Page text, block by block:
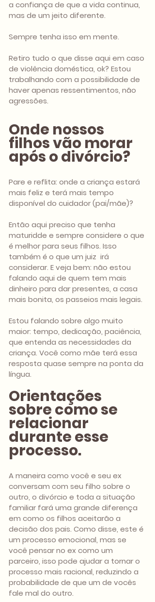
a confiança de que a vida continua,
mas de um jeito diferente.
Sempre tenha isso em mente.
Retiro tudo o que disse aqui em caso
de violência doméstica, ok? Estou
trabalhando com a possibilidade de
haver apenas ressentimentos, não
agressões.
Onde nossos
filhos vão morar
após o divórcio?
Pare e reflita: onde a criança estará
mais feliz e terá mais tempo
disponível do cuidador (pai/mãe)?
Então aqui preciso que tenha
maturidde e sempre considere o que
é melhor para seus filhos. Isso
também é o que um juiz  irá
considerar. E veja bem: não estou
falando aqui de quem tem mais
dinheiro para dar presentes, a casa
mais bonita, os passeios mais legais.
Estou falando sobre algo muito
maior: tempo, dedicação, paciência,
que entenda as necessidades da
criança. Você como mãe terá essa
resposta quase sempre na ponta da
língua.
Orientações
sobre como se
relacionar
durante esse
processo.
A maneira como você e seu ex
conversam com seu filho sobre o
outro, o divórcio e toda a situação
familiar fará uma grande diferença
em como os filhos aceitarão a
decisão dos pais. Como disse, este é
um processo emocional, mas se
você pensar no ex como um
parceiro, isso pode ajudar a tornar o
processo mais racional, reduzindo a
probabilidade de que um de vocês
fale mal do outro.